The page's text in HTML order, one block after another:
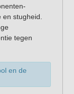
stugheid.
tegen
en de